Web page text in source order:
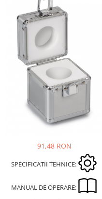
91,48 RON
SPECIFICATII TEHNICE:
MANUAL DE OPERARE: